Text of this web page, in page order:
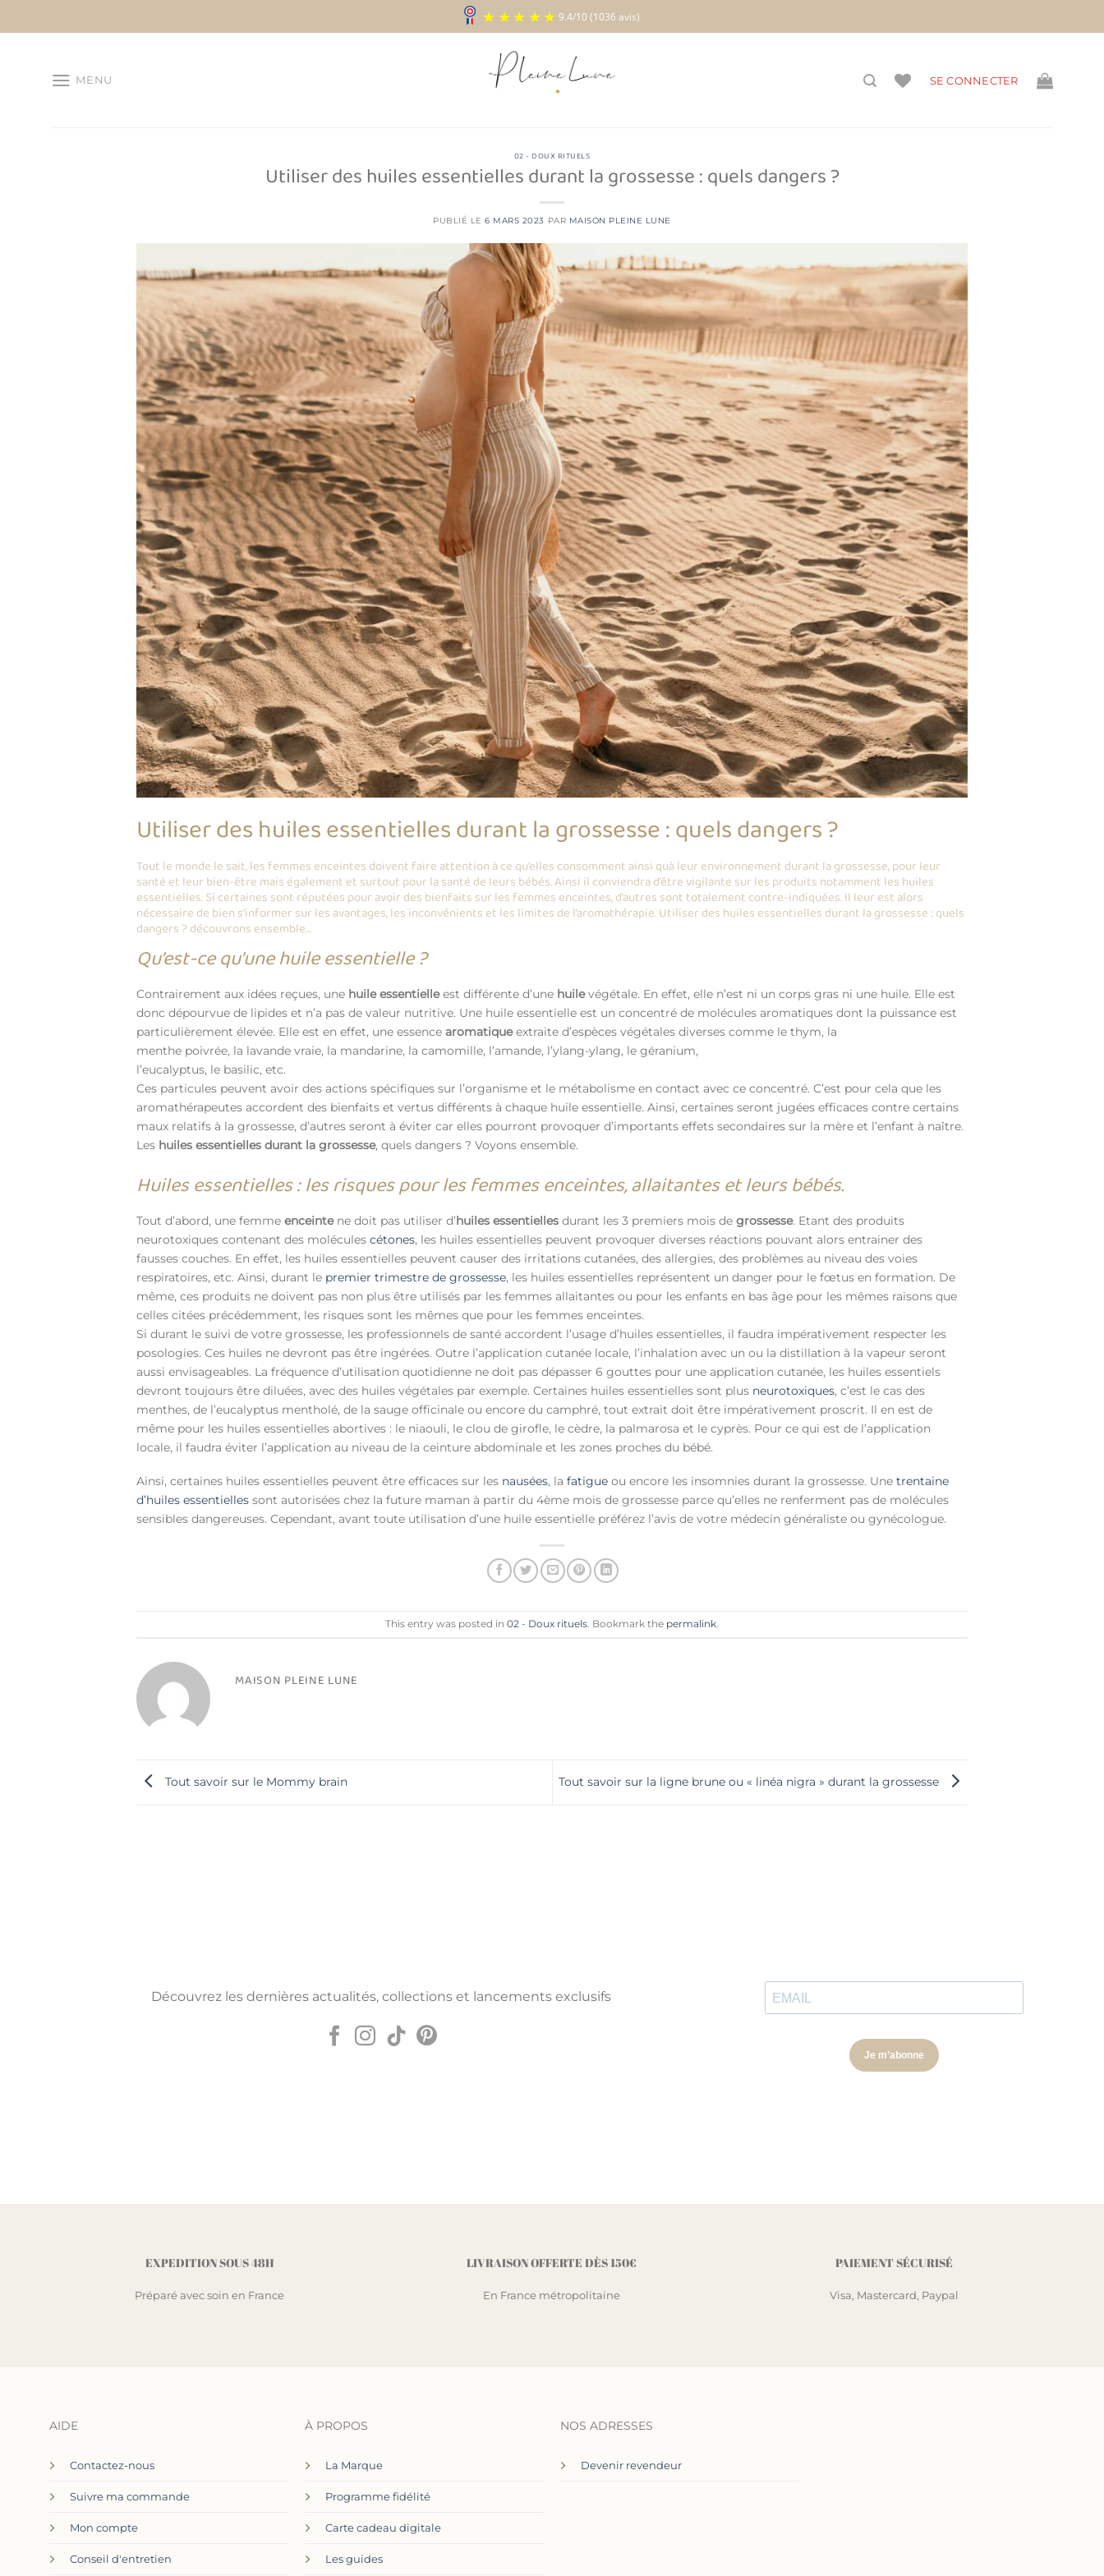
MENU SE CONNECTER
02 - DOUX RITUELS
Utiliser des huiles essentielles durant la grossesse : quels dangers ?
PUBLIÉ LE6 MARS 2023 PAR MAISON PLEINE LUNE
Utiliser des huiles essentielles durant la grossesse : quels dangers ?
Tout le monde le sait, les femmes enceintes doivent faire attention à ce qu’elles consomment ainsi quà leur environnement durant la grossesse, pour leur
santé et leur bien-être mais également et surtout pour la santé de leurs bébés. Ainsi il conviendra d’être vigilante sur les produits notamment les huiles
essentielles. Si certaines sont réputées pour avoir des bienfaits sur les femmes enceintes, d’autres sont totalement contre-indiquées. Il leur est alors
nécessaire de bien s’informer sur les avantages, les inconvénients et les limites de l’aromathérapie. Utiliser des huiles essentielles durant la grossesse : quels
dangers ? découvrons ensemble…
Qu’est-ce qu’une huile essentielle ?
Contrairement aux idées reçues, une huile essentielleest différente d’une huilevégétale. En effet, elle n’est ni un corps gras ni une huile. Elle est
donc dépourvue de lipides et n’a pas de valeur nutritive. Une huile essentielle est un concentré de molécules aromatiques dont la puissance est
particulièrement élevée. Elle est en effet, une essencearomatiqueextraite d’espèces végétales diverses comme le thym, la
menthe poivrée, la lavande vraie, la mandarine, la camomille, l’amande, l’ylang-ylang, le géranium,
l’eucalyptus, le basilic, etc.
Ces particules peuvent avoir des actions spécifiques sur l’organisme et le métabolisme en contact avec ce concentré. C’est pour cela que les
aromathérapeutes accordent des bienfaits et vertus différents à chaque huile essentielle. Ainsi, certaines seront jugées efficaces contre certains
maux relatifs à la grossesse, d’autres seront à éviter car elles pourront provoquer d’importants effets secondaires sur la mère et l’enfant à naître.
Les huiles essentielles durant la grossesse, quels dangers ? Voyons ensemble.
Huiles essentielles : les risques pour les femmes enceintes, allaitantes et leurs bébés.
Tout d’abord, une femmeenceintene doit pas utiliser d’huiles essentielles durant les 3 premiers mois degrossesse. Etant des produits
neurotoxiques contenant des moléculescétones, les huiles essentielles peuvent provoquer diverses réactions pouvant alors entrainer des
fausses couches. En effet, les huiles essentielles peuvent causer des irritations cutanées, des allergies, des problèmes au niveau des voies
respiratoires, etc. Ainsi, durant le premier trimestre de grossesse, les huiles essentielles représentent un danger pour le fœtus en formation. De
même, ces produits ne doivent pas non plus être utilisés par les femmes allaitantes ou pour les enfants en bas âge pour les mêmes raisons que
celles citées précédemment, les risques sont les mêmes que pour les femmes enceintes.
Si durant le suivi de votre grossesse, les professionnels de santé accordent l’usage d’huiles essentielles, il faudra impérativement respecter les
posologies. Ces huiles ne devront pas être ingérées. Outre l’application cutanée locale, l’inhalation avec un ou la distillation à la vapeur seront
aussi envisageables. La fréquence d’utilisation quotidienne ne doit pas dépasser 6 gouttes pour une application cutanée, les huiles essentiels
devront toujours être diluées, avec des huiles végétales par exemple. Certaines huiles essentielles sont plus neurotoxiques, c’est le cas des
menthes, de l’eucalyptus mentholé, de la sauge officinale ou encore du camphré, tout extrait doit être impérativement proscrit. Il en est de
même pour les huiles essentielles abortives : le niaouli, le clou de girofle, le cèdre, la palmarosa et le cyprès. Pour ce qui est de l’application
locale, il faudra éviter l’application au niveau de la ceinture abdominale et les zones proches du bébé.
Ainsi, certaines huiles essentielles peuvent être efficaces sur les nausées, lafatigue ou encore les insomnies durant la grossesse. Unetrentaine
d’huiles essentielles sont autorisées chez la future maman à partir du 4ème mois de grossesse parce qu’elles ne renferment pas de molécules
sensibles dangereuses. Cependant, avant toute utilisation d’une huile essentielle préférez l’avis de votre médecin généraliste ou gynécologue.
This entry was posted in 02 - Doux rituels . Bookmark the permalink
MAISON PLEINE LUNE
Tout savoir sur le Mommy brain Tout savoir sur la ligne brune ou « linéa nigra » durant la grossesse
Découvrez les dernières actualités, collections et lancements exclusifs
EXPEDITION SOUS 48H
Préparé avec soin en France
LIVRAISON OFFERTE DÈS 150€
En France métropolitaine
PAIEMENT SÉCURISÉ
Visa, Mastercard, Paypal
AIDE
Contactez-nous
Suivre ma commande
Mon compte
Conseil d'entretien
À PROPOS
La Marque
Programme fidélité
Carte cadeau digitale
Les guides
NOS ADRESSES
Devenir revendeur